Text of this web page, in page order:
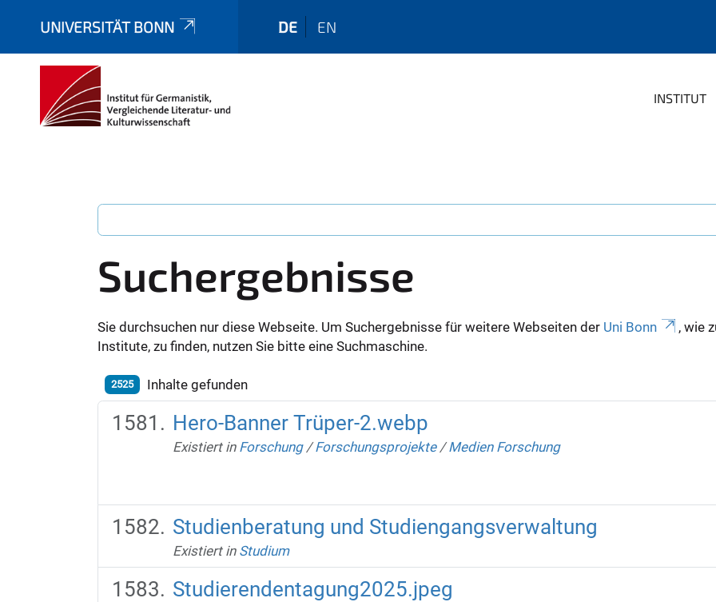
UNIVERSITÄT BONN DE EN
INSTITUT
Suchergebnisse
Sie durchsuchen nur diese Webseite. Um Suchergebnisse für weitere Webseiten der Uni Bonn
, wie
Institute, zu finden, nutzen Sie bitte eine Suchmaschine.
2525 Inhalte gefunden
Hero-Banner Trüper-2.webp
Existiert in Forschung /Forschungsprojekte /Medien Forschung
Studienberatung und Studiengangsverwaltung
Existiert in Studium
Studierendentagung2025.jpeg